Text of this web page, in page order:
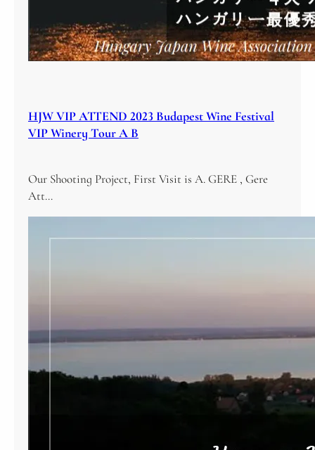
HJW VIP ATTEND 2023 Budapest Wine Festival
VIP Winery Tour A B
Our Shooting Project, First Visit is A. GERE , Gere
Att…